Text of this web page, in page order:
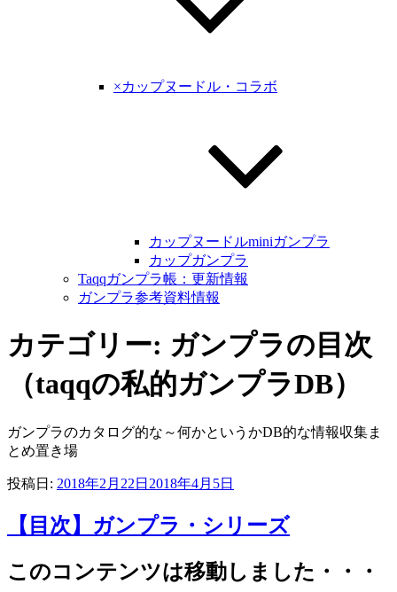
×カップヌードル・コラボ
カップヌードルminiガンプラ
カップガンプラ
Taqqガンプラ帳：更新情報
ガンプラ参考資料情報
カテゴリー: ガンプラの目次
（taqqの私的ガンプラDB）
ガンプラのカタログ的な～何かというかDB的な情報収集ま
とめ置き場
投稿日: 2018年2月22日 2018年4月5日
【目次】ガンプラ・シリーズ
このコンテンツは移動しました・・・